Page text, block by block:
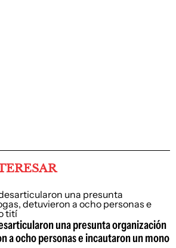
una presunta organización
a ocho personas e incautaron un mono